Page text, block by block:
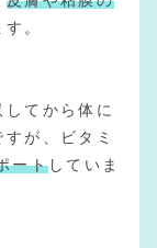
す。
てから体に
が、ビタミ
ートしていま